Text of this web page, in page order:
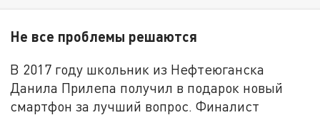
Не все проблемы решаются
В 2017 году школьник из Нефтеюганска
Данила Прилепа получил в подарок новый
смартфон за лучший вопрос. Финалист